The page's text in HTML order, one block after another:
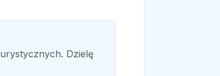
Dzielę